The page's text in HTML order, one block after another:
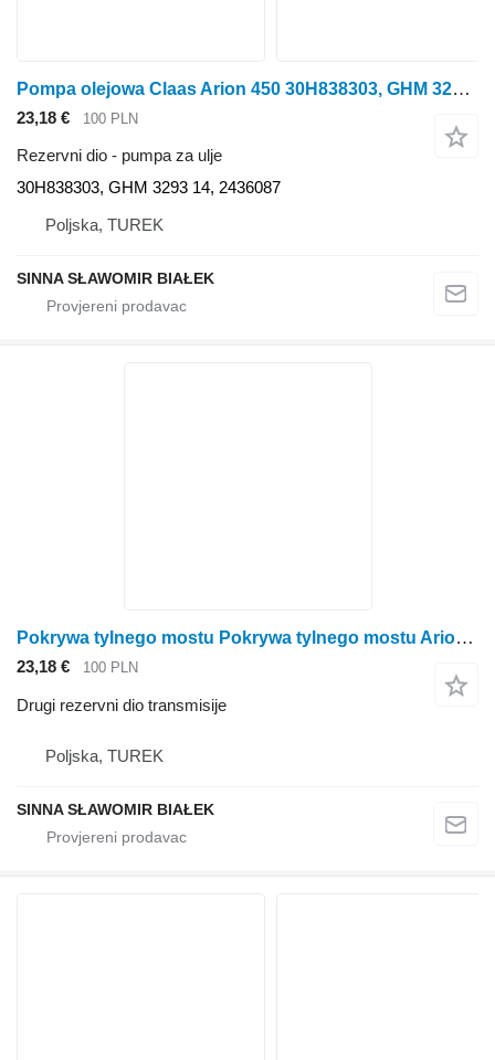
Pompa olejowa Claas Arion 450 30H838303, GHM 3293 14, 2436087, S pumpa za ulje za Claas Arion 450 traktora točkaša
23,18 € 100 PLN
Rezervni dio - pumpa za ulje
30H838303, GHM 3293 14, 2436087
Poljska, TUREK
SINNA SŁAWOMIR BIAŁEK
Pokrywa tylnego mostu Pokrywa tylnego mostu Arion / Massey Ferguson 4305628 za Claas Arion 430, 440, 450, 460, 470 traktora točkaša
23,18 € 100 PLN
Drugi rezervni dio transmisije
Poljska, TUREK
SINNA SŁAWOMIR BIAŁEK